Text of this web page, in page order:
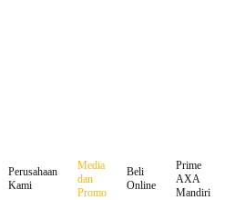
Perusahaan
Kami
Media
dan
Promo
Beli
Online
Prime
AXA
Mandiri